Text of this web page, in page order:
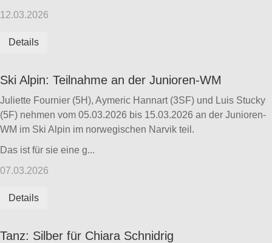
12.03.2026
Details
Ski Alpin: Teilnahme an der Junioren-WM
Juliette Fournier (5H), Aymeric Hannart (3SF) und Luis Stucky
(5F) nehmen vom 05.03.2026 bis 15.03.2026 an der Junioren-
WM im Ski Alpin im norwegischen Narvik teil.
Das ist für sie eine g...
07.03.2026
Details
Tanz: Silber für Chiara Schnidrig